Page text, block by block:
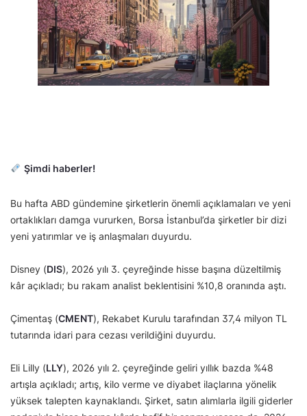
Şimdi haberler!
Bu hafta ABD gündemine şirketlerin önemli açıklamaları ve yeni
ortaklıkları damga vururken, Borsa İstanbul’da şirketler bir dizi
yeni yatırımlar ve iş anlaşmaları duyurdu.
Disney (DIS), 2026 yılı 3. çeyreğinde hisse başına düzeltilmiş
kâr açıkladı; bu rakam analist beklentisini %10,8 oranında aştı.
Çimentaş (CMENT), Rekabet Kurulu tarafından 37,4 milyon TL
tutarında idari para cezası verildiğini duyurdu.
Eli Lilly (LLY), 2026 yılı 2. çeyreğinde geliri yıllık bazda %48
artışla açıkladı; artış, kilo verme ve diyabet ilaçlarına yönelik
yüksek talepten kaynaklandı. Şirket, satın alımlarla ilgili giderler